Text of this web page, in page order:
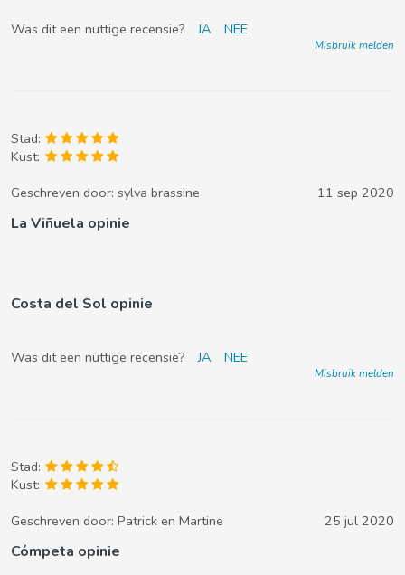
Was dit een nuttige recensie? JA NEE
Misbruik melden
Stad:
Kust:
Geschreven door: sylva brassine 11 sep 2020
La Viñuela opinie
Costa del Sol opinie
Was dit een nuttige recensie? JA NEE
Misbruik melden
Stad:
Kust:
Geschreven door: Patrick en Martine 25 jul 2020
Cómpeta opinie